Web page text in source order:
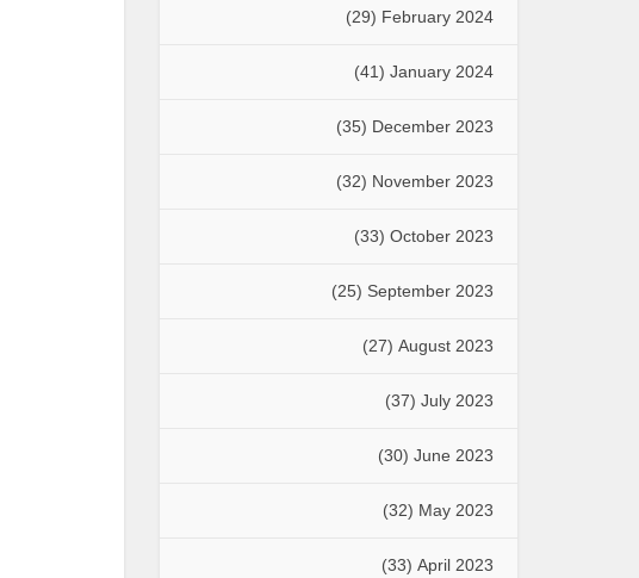
February 2024
(29)
January 2024
(41)
December 2023
(35)
November 2023
(32)
October 2023
(33)
September 2023
(25)
August 2023
(27)
July 2023
(37)
June 2023
(30)
May 2023
(32)
April 2023
(33)